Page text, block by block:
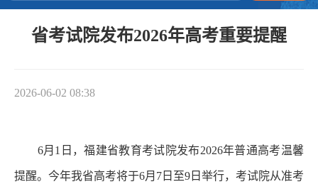
省考试院发布2026年高考重要提醒
2026-06-02 08:38
6月1日，福建省教育考试院发布2026年普通高考温馨
提醒。今年我省高考将于6月7日至9日举行，考试院从准考